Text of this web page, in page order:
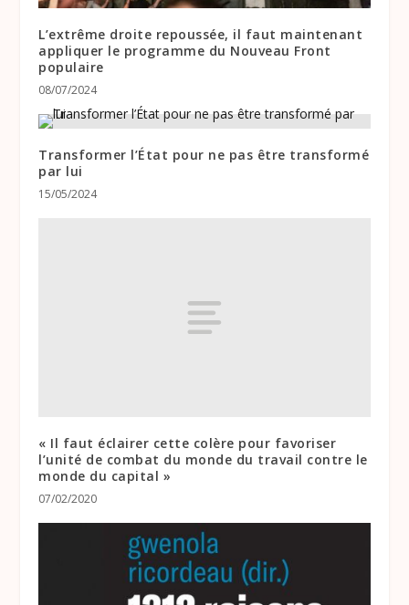
L’extrême droite repoussée, il faut maintenant
appliquer le programme du Nouveau Front
populaire
08/07/2024
Transformer l’État pour ne pas être transformé
par lui
15/05/2024
« Il faut éclairer cette colère pour favoriser
l’unité de combat du monde du travail contre le
monde du capital »
07/02/2020